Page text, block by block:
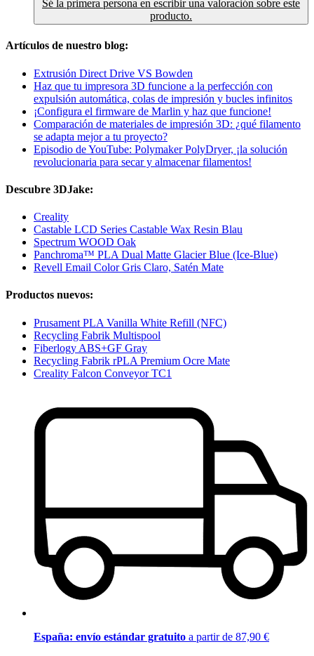
Sé la primera persona en escribir una valoración sobre este
producto.
Artículos de nuestro blog:
Extrusión Direct Drive VS Bowden
Haz que tu impresora 3D funcione a la perfección con
expulsión automática, colas de impresión y bucles infinitos
¡Configura el firmware de Marlin y haz que funcione!
Comparación de materiales de impresión 3D: ¿qué filamento
se adapta mejor a tu proyecto?
Episodio de YouTube: Polymaker PolyDryer, ¡la solución
revolucionaria para secar y almacenar filamentos!
Descubre 3DJake:
Creality
Castable LCD Series Castable Wax Resin Blau
Spectrum WOOD Oak
Panchroma™ PLA Dual Matte Glacier Blue (Ice-Blue)
Revell Email Color Gris Claro, Satén Mate
Productos nuevos:
Prusament PLA Vanilla White Refill (NFC)
Recycling Fabrik Multispool
Fiberlogy ABS+GF Gray
Recycling Fabrik rPLA Premium Ocre Mate
Creality Falcon Conveyor TC1
España: envío estándar gratuito a partir de 87,90 €